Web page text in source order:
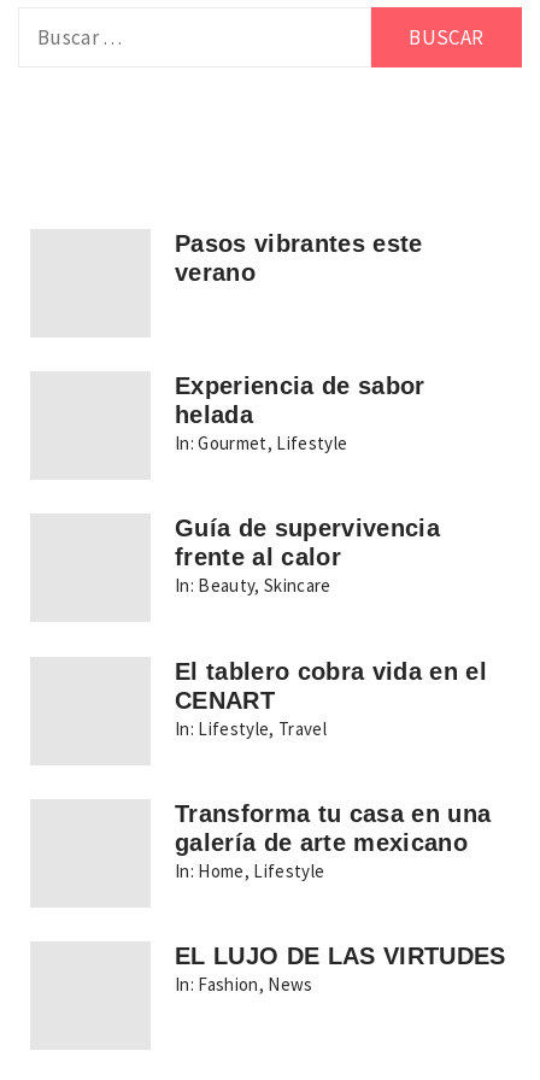
Pasos vibrantes este
verano
Experiencia de sabor
helada
In: Gourmet, Lifestyle
Guía de supervivencia
frente al calor
In: Beauty,Skincare
El tablero cobra vida en el
CENART
In: Lifestyle, Travel
Transforma tu casa en una
galería de arte mexicano
In: Home, Lifestyle
EL LUJO DE LAS VIRTUDES
In: Fashion, News